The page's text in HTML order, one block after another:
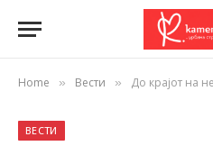
Home » Вести » До крајот на неделава ќе
ВЕСТИ